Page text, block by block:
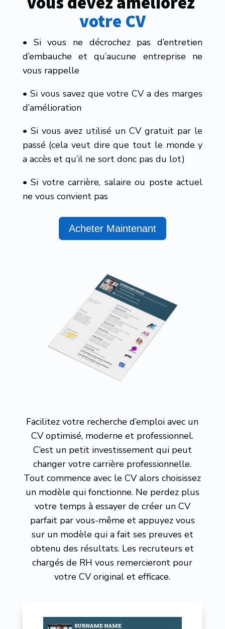
votre CV
• Si vous ne décrochez pas d’entretien
d’embauche et qu’aucune entreprise ne
vous rappelle
• Si vous savez que votre CV a des marges
d’amélioration
• Si vous avez utilisé un CV gratuit par le
passé (cela veut dire que tout le monde y
a accès et qu’il ne sort donc pas du lot)
• Si votre carrière, salaire ou poste actuel
ne vous convient pas
Acheter Maintenant
Facilitez votre recherche d’emploi avec un
CV optimisé, moderne et professionnel.
C’est un petit investissement qui peut
changer votre carrière professionnelle.
Tout commence avec le CV alors choisissez
un modèle qui fonctionne. Ne perdez plus
votre temps à essayer de créer un CV
parfait par vous-même et appuyez vous
sur un modèle qui a fait ses preuves et
obtenu des résultats. Les recruteurs et
chargés de RH vous remercieront pour
votre CV original et efficace.